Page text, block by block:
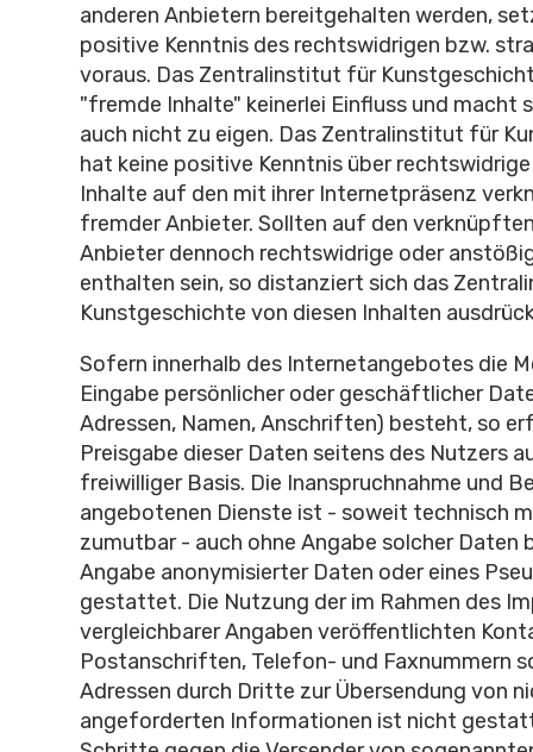
anderen Anbietern bereitgehalten werden,
positive Kenntnis des rechtswidrigen bzw.
voraus. Das Zentralinstitut für
"fremde Inhalte" keinerlei Einfluss und macht
auch nicht zu eigen. Das Zentralinstitut für
hat keine positive Kenntnis über
Inhalte auf den mit ihrer Internetpräsenz
fremder Anbieter. Sollten auf den
Anbieter dennoch rechtswidrige oder
enthalten sein, so distanziert sich das
Kunstgeschichte von diesen Inhalten
Sofern innerhalb des Internetangebotes die
Eingabe persönlicher oder geschäftlicher
Adressen, Namen, Anschriften) besteht, so
Preisgabe dieser Daten seitens des Nutzers
freiwilliger Basis. Die Inanspruchnahme und
angebotenen Dienste ist - soweit technisch
zumutbar - auch ohne Angabe solcher Daten
Angabe anonymisierter Daten oder eines
gestattet. Die Nutzung der im Rahmen des
vergleichbarer Angaben veröffentlichten
Postanschriften, Telefon- und Faxnummern
Adressen durch Dritte zur Übersendung von
angeforderten Informationen ist nicht